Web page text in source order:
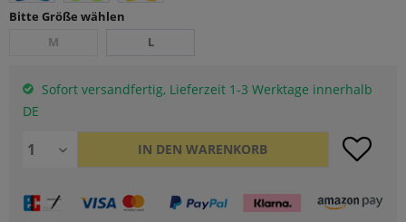
Bitte Größe wählen
M
L
Sofort versandfertig, Lieferzeit 1-3 Werktage innerhalb
DE
IN DEN WARENKORB